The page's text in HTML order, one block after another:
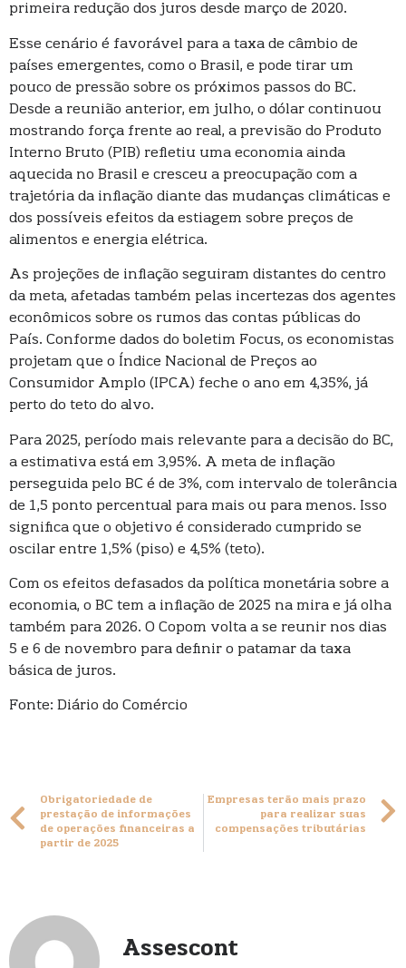
primeira redução dos juros desde março de 2020.
Esse cenário é favorável para a taxa de câmbio de
países emergentes, como o Brasil, e pode tirar um
pouco de pressão sobre os próximos passos do BC.
Desde a reunião anterior, em julho, o dólar continuou
mostrando força frente ao real, a previsão do Produto
Interno Bruto (PIB) refletiu uma economia ainda
aquecida no Brasil e cresceu a preocupação com a
trajetória da inflação diante das mudanças climáticas e
dos possíveis efeitos da estiagem sobre preços de
alimentos e energia elétrica.
As projeções de inflação seguiram distantes do centro
da meta, afetadas também pelas incertezas dos agentes
econômicos sobre os rumos das contas públicas do
País. Conforme dados do boletim Focus, os economistas
projetam que o Índice Nacional de Preços ao
Consumidor Amplo (IPCA) feche o ano em 4,35%, já
perto do teto do alvo.
Para 2025, período mais relevante para a decisão do BC,
a estimativa está em 3,95%. A meta de inflação
perseguida pelo BC é de 3%, com intervalo de tolerância
de 1,5 ponto percentual para mais ou para menos. Isso
significa que o objetivo é considerado cumprido se
oscilar entre 1,5% (piso) e 4,5% (teto).
Com os efeitos defasados da política monetária sobre a
economia, o BC tem a inflação de 2025 na mira e já olha
também para 2026. O Copom volta a se reunir nos dias
5 e 6 de novembro para definir o patamar da taxa
básica de juros.
Fonte: Diário do Comércio
Obrigatoriedade de
prestação de informações
de operações financeiras a
partir de 2025
Empresas terão mais prazo
para realizar suas
compensações tributárias
Assescont